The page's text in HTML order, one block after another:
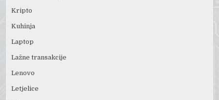
Kripto
Kuhinja
Laptop
Lažne transakcije
Lenovo
Letjelice